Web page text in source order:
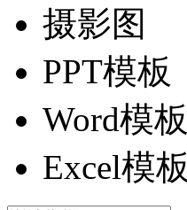
摄影图
PPT模板
Word模板
Excel模板